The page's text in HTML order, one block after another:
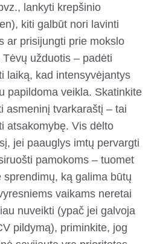
lankyti krepšinio
kiti galbūt nori lavinti
ar prisijungti prie mokslo
užduotis – padėti
laiką, kad intensyvėjantys
papildoma veikla. Skatinkite
asmeninį tvarkaraštį – tai
atsakomybę. Vis dėlto
jei paauglys imtų pervargti
pamokoms – tuomet
sprendimų, ką galima būtų
vaikams neretai
nuveikti (ypač jei galvoja
pildymą), priminkite, jog